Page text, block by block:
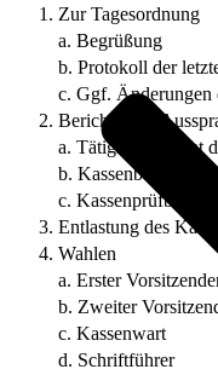
Zur Tagesordnung
a. Begrüßung
b. Protokoll der
c. Ggf. Änderungen
Berichte und
a. Tätigkeitsbericht
b. Kassenbericht
c. Kassenprüfbericht
Entlastung des
Wahlen
a. Erster
b. Zweiter
c. Kassenwart
d. Schriftführer